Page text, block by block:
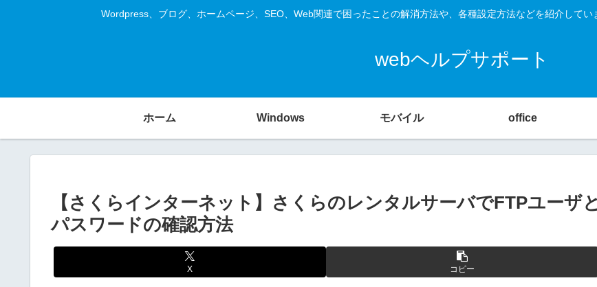
Wordpress、ブログ、ホームページ、SEO、Web関連で困ったことの解消方法や、各種設定方法などを紹介してい
webヘルプサポート
ホーム Windows モバイル office
【さくらインターネット】さくらのレンタルサーバでFTPユーザと
パスワードの確認方法
X コピー